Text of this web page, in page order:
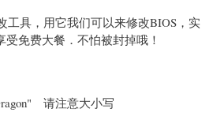
工具，用它我们可以来修改BIOS，实
免费大餐．不怕被封掉哦！
请注意大小写